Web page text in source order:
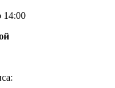
14:00
: